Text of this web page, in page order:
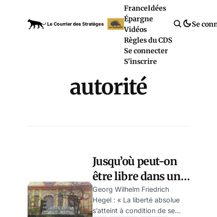
FranceIdées
Épargne
Vidéos
Règles du CDS
Se connecter
S'inscrire
Se
autorité
Jusqu’où peut-on
être libre dans une
société encadrée
par un État ? par
Georg Wilhelm Friedrich
Hegel : « La liberté absolue
s’atteint à condition de se